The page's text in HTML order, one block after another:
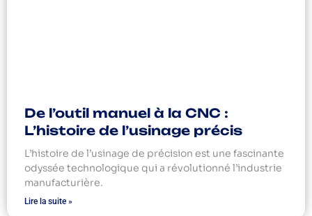
De l’outil manuel à la CNC :
L’histoire de l’usinage précis
L’histoire de l’usinage de précision est une fascinante
odyssée technologique qui a révolutionné l’industrie
manufacturière.
Lire la suite »